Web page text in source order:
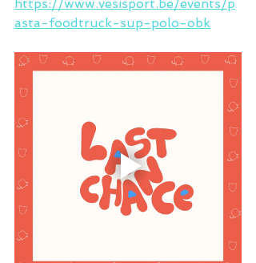
https://www.vesisport.be/events/p
asta-foodtruck-sup-polo-obk